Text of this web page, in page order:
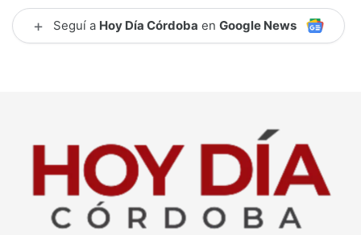
+ Seguí a Hoy Día Córdoba en Google News